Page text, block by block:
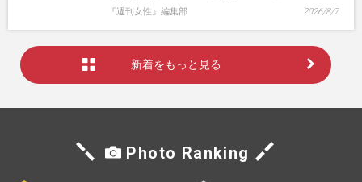
『週刊女性』編集部 2026/8/7
新着をもっと見る
Photo Ranking